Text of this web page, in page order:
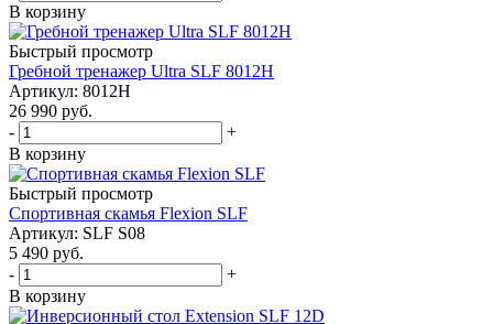
В корзину
Быстрый просмотр
Гребной тренажер Ultra SLF 8012H
Артикул: 8012H
26 990 руб.
-
+
В корзину
Быстрый просмотр
Спортивная скамья Flexion SLF
Артикул: SLF S08
5 490 руб.
-
+
В корзину